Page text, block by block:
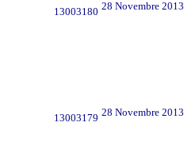
13003180 28 Novembre 2013
13003179 28 Novembre 2013